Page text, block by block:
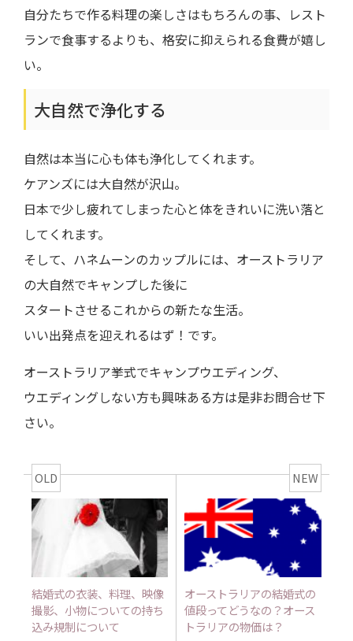
自分たちで作る料理の楽しさはもちろんの事、レスト
ランで食事するよりも、格安に抑えられる食費が嬉し
い。
大自然で浄化する
自然は本当に心も体も浄化してくれます。
ケアンズには大自然が沢山。
日本で少し疲れてしまった心と体をきれいに洗い落と
してくれます。
そして、ハネムーンのカップルには、オーストラリア
の大自然でキャンプした後に
スタートさせるこれからの新たな生活。
いい出発点を迎えれるはず！です。
オーストラリア挙式でキャンプウエディング、
ウエディングしない方も興味ある方は是非お問合せ下
さい。
OLD
結婚式の衣装、料理、映像
撮影、小物についての持ち
込み規制について
NEW
オーストラリアの結婚式の
値段ってどうなの？オース
トラリアの物価は？